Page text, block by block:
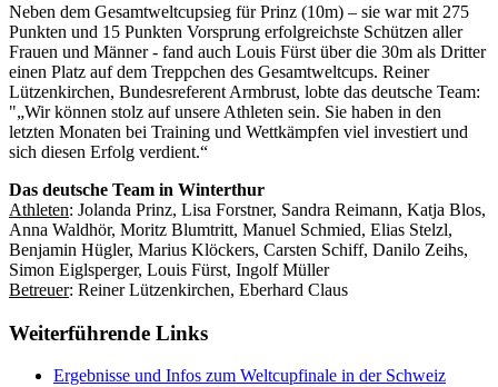
Neben dem Gesamtweltcupsieg für Prinz (10m) – sie war mit 275
Punkten und 15 Punkten Vorsprung erfolgreichste Schützen aller
Frauen und Männer - fand auch Louis Fürst über die 30m als Dritter
einen Platz auf dem Treppchen des Gesamtweltcups. Reiner
Lützenkirchen, Bundesreferent Armbrust, lobte das deutsche Team:
"„Wir können stolz auf unsere Athleten sein. Sie haben in den
letzten Monaten bei Training und Wettkämpfen viel investiert und
sich diesen Erfolg verdient.“
Das deutsche Team in Winterthur
Athleten: Jolanda Prinz, Lisa Forstner, Sandra Reimann, Katja Blos,
Anna Waldhör, Moritz Blumtritt, Manuel Schmied, Elias Stelzl,
Benjamin Hügler, Marius Klöckers, Carsten Schiff, Danilo Zeihs,
Simon Eiglsperger, Louis Fürst, Ingolf Müller
Betreuer: Reiner Lützenkirchen, Eberhard Claus
Weiterführende Links
Ergebnisse und Infos zum Weltcupfinale in der Schweiz